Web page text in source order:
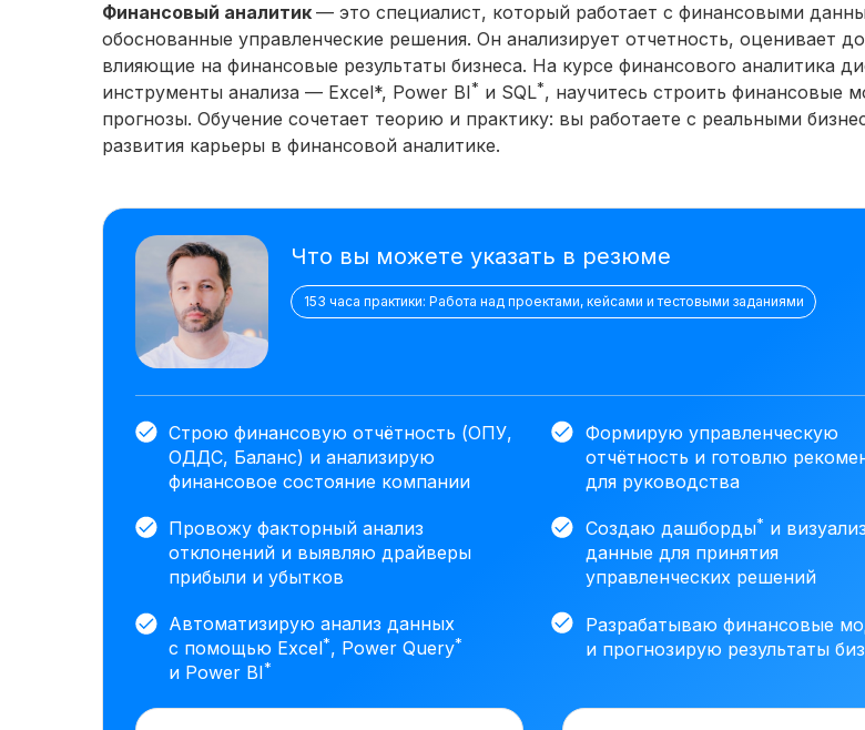
Финансовый аналитик — это специалист, который работает с финансовыми
обоснованные управленческие решения. Он анализирует отчетность, оценивает
влияющие на финансовые результаты бизнеса. На курсе финансового аналитика
инструменты анализа — Excel*, Power BI* и SQL*, научитесь строить финансовые
прогнозы. Обучение сочетает теорию и практику: вы работаете с реальными
развития карьеры в финансовой аналитике.
Провожу факторный анализ
отклонений и выявляю драйверы
прибыли и убытков
Что вы можете указать в резюме
Строю финансовую отчётность (ОПУ,
ОДДС, Баланс) и анализирую
финансовое состояние компании
Посмотерть еще
Автоматизирую анализ данных
с помощью Excel*, Power Query*
и Power BI*
Формирую управленческую
отчётность и готовлю
для руководства
Разрабатываю финансовые
и прогнозирую результаты
153 часа практики: Работа над проектами, кейсами и тестовыми заданиями
Создаю дашборды* и
данные для принятия
управленческих решений